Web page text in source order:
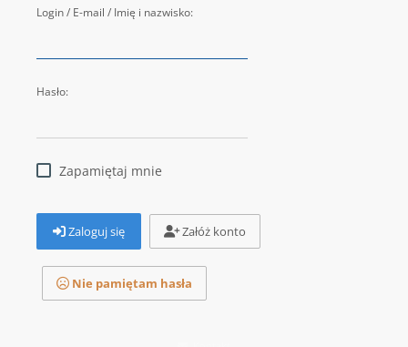
Login / E-mail / Imię i nazwisko:
Hasło:
Zapamiętaj mnie
Zaloguj się Załóż konto
Nie pamiętam hasła